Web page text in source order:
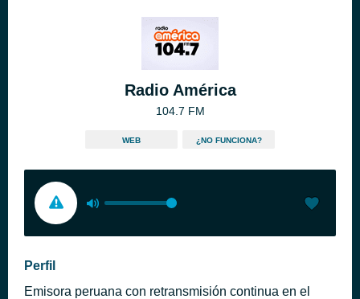
Radio América
104.7 FM
WEB ¿NO FUNCIONA?
Perfil
Emisora peruana con retransmisión continua en el